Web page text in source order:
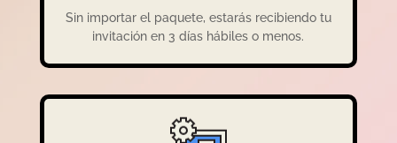
Sin importar el paquete, estarás recibiendo tu
invitación en 3 días hábiles o menos.